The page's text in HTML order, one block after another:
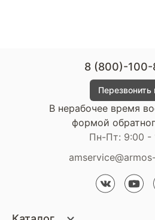
8 (800)-
Перезвонить
В нерабочее время
формой
Пн-Пт: 9:00 -